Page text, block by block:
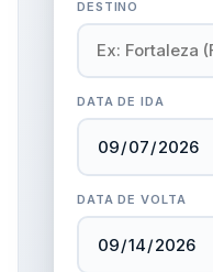
DESTINO
DATA DE IDA
DATA DE VOLTA